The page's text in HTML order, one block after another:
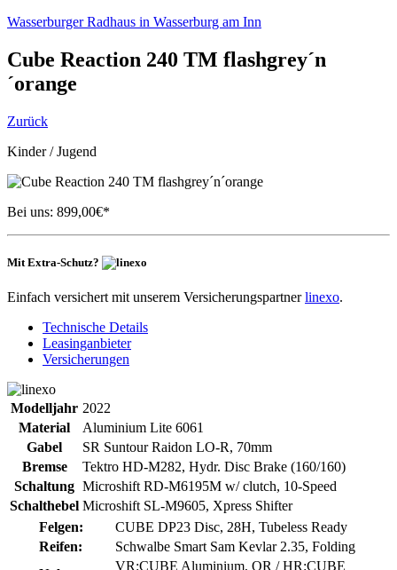
Wasserburger Radhaus in Wasserburg am Inn
Cube Reaction 240 TM flashgrey´n
´orange
Zurück
Kinder / Jugend
Bei uns: 899,00€*
Mit Extra-Schutz?
Einfach versichert mit unserem Versicherungspartnerlinexo.
Technische Details
Leasinganbieter
Versicherungen
Modelljahr 2022
Material
Aluminium Lite 6061
Gabel
SR Suntour Raidon LO-R, 70mm
Bremse
Tektro HD-M282, Hydr. Disc Brake (160/160)
Schaltung Microshift RD-M6195M w/ clutch, 10-Speed
Schalthebel Microshift SL-M9605, Xpress Shifter
Felgen:
CUBE DP23 Disc, 28H, Tubeless Ready
Reifen:
Schwalbe Smart Sam Kevlar 2.35, Folding
VR:CUBE Aluminium, QR / HR:CUBE